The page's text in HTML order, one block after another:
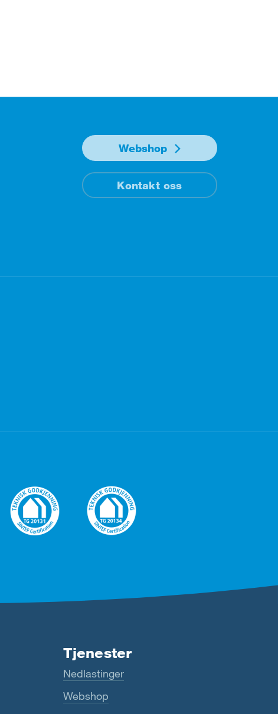
Webshop
Kontakt oss
Tjenester
Nedlastinger
Webshop